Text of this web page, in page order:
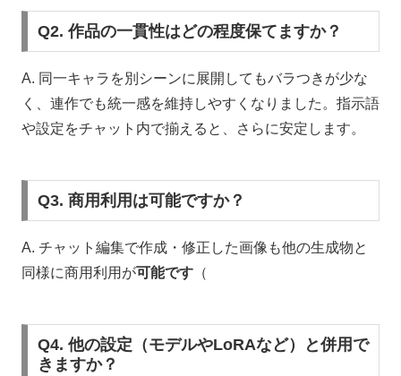
Q2. 作品の一貫性はどの程度保てますか？
A. 同一キャラを別シーンに展開してもバラつきが少な
く、連作でも統一感を維持しやすくなりました。指示語
や設定をチャット内で揃えると、さらに安定します。
Q3. 商用利用は可能ですか？
A. チャット編集で作成・修正した画像も他の生成物と
同様に商用利用が可能です （
Q4. 他の設定（モデルやLoRAなど）と併用で
きますか？